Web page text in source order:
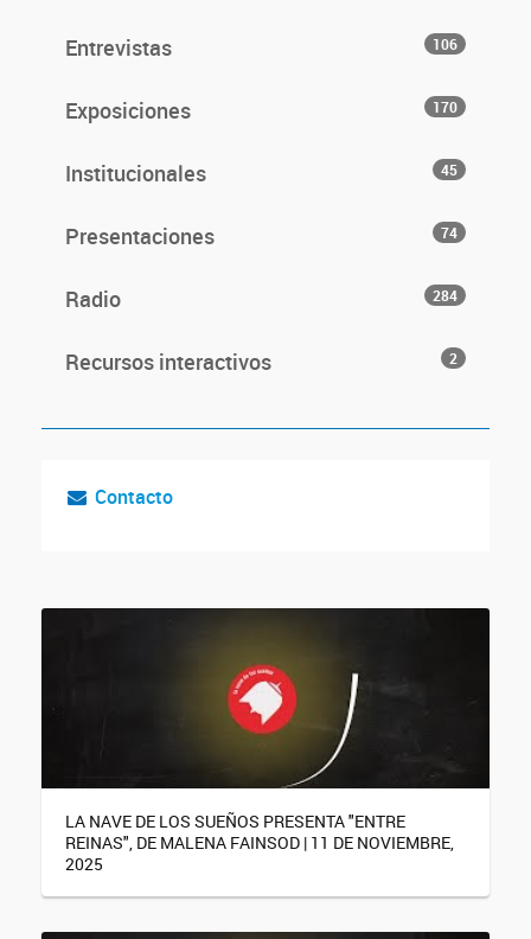
Entrevistas 106
Exposiciones 170
Institucionales 45
Presentaciones 74
Radio 284
Recursos interactivos 2
Contacto
LA NAVE DE LOS SUEÑOS PRESENTA "ENTRE
REINAS", DE MALENA FAINSOD | 11 DE NOVIEMBRE,
2025